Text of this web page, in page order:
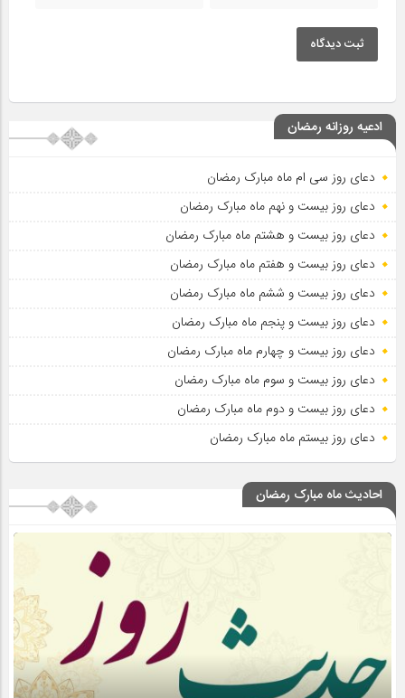
ثبت دیدگاه
ادعیه روزانه رمضان
دعای روز سی ام ماه مبارک رمضان
دعای روز بیست و نهم ماه مبارک رمضان
دعای روز بیست و هشتم ماه مبارک رمضان
دعای روز بیست و هفتم ماه مبارک رمضان
دعای روز بیست و ششم ماه مبارک رمضان
دعای روز بیست و پنجم ماه مبارک رمضان
دعای روز بیست و چهارم ماه مبارک رمضان
دعای روز بیست و سوم ماه مبارک رمضان
دعای روز بیست و دوم ماه مبارک رمضان
دعای روز بیستم ماه مبارک رمضان
احادیث ماه مبارک رمضان